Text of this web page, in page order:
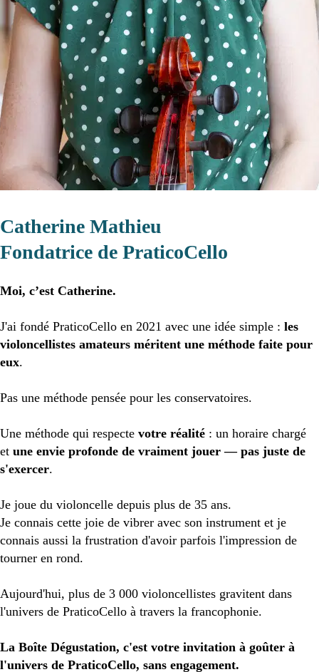
Catherine Mathieu
Fondatrice de PraticoCello
Moi, c’est Catherine.
J'ai fondé PraticoCello en 2021 avec une idée simple : les
violoncellistes amateurs méritent une méthode faite pour
eux.
Pas une méthode pensée pour les conservatoires.
Une méthode qui respecte votre réalité : un horaire chargé
et une envie profonde de vraiment jouer — pas juste de
s'exercer.
Je joue du violoncelle depuis plus de 35 ans.
Je connais cette joie de vibrer avec son instrument et je
connais aussi la frustration d'avoir parfois l'impression de
tourner en rond.
Aujourd'hui, plus de 3 000 violoncellistes gravitent dans
l'univers de PraticoCello à travers la francophonie.
La Boîte Dégustation, c'est votre invitation à goûter à
l'univers de PraticoCello, sans engagement.